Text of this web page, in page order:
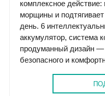
комплексное
морщины и
день. 6
аккумулятор, система
продуманный дизайн
безопасного и